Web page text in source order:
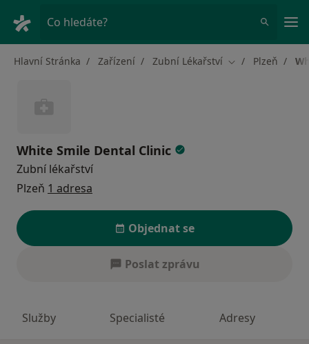
Co hledáte?
Hlavní Stránka Zařízení Zubní Lékařství Změna města
Plzeň
White Smile Dental Clinic
Zubní lékařství
Plzeň 1 adresa
Objednat se
Poslat zprávu
Služby Specialisté Adresy